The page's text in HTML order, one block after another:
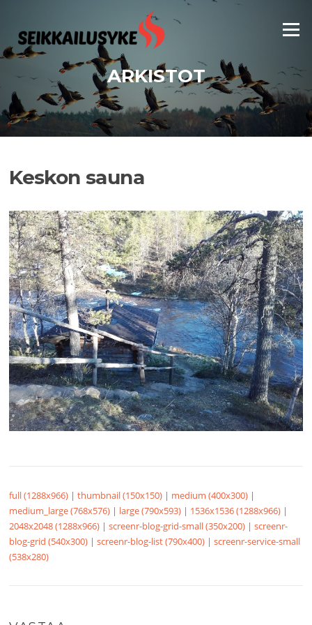
sisältöön
Valikko
ARKISTOT
Keskon sauna
full (1288x966) |thumbnail (150x150) | medium (400x300) |
medium_large (768x576) | large (790x593) | 1536x1536 (1288x966) |
2048x2048 (1288x966) |screenr-blog-grid-small (350x200) |screenr-
blog-grid (540x300) |screenr-blog-list (790x400) |screenr-service-small
(538x280)